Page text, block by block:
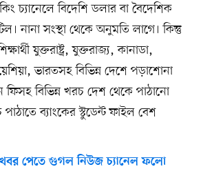
চ্যানেলে বিদেশি ডলার বা বৈদেশিক
নানা সংস্থা থেকে অনুমতি লাগে। কিন্তু
যুক্তরাষ্ট্র, যুক্তরাজ্য, কানাডা,
ভারতসহ বিভিন্ন দেশে পড়াশোনা
বিভিন্ন খরচ দেশ থেকে পাঠানো
পাঠাতে ব্যাংকের স্টুডেন্ট ফাইল বেশ
পেতে গুগল নিউজ চ্যানেল ফলো